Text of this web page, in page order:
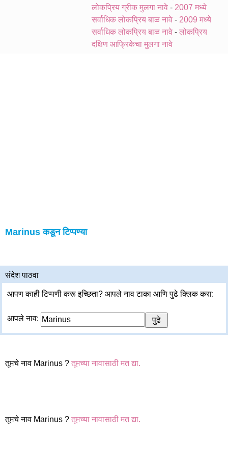
लोकप्रिय ग्रीक मुलगा नावे - 2007 मध्ये
सर्वाधिक लोकप्रिय बाळ नावे - 2009 मध्ये
सर्वाधिक लोकप्रिय बाळ नावे - लोकप्रिय
दक्षिण आफ्रिकेचा मुलगा नावे
Marinus कडून टिप्पण्या
संदेश पाठवा
आपण काही टिप्पणी करू इच्छिता? आपले नाव टाका आणि पुढे क्लिक करा:
आपले नाव:
तूमचे नाव Marinus ? तूमच्या नावासाठी मत द्या.
तूमचे नाव Marinus ? तूमच्या नावासाठी मत द्या.